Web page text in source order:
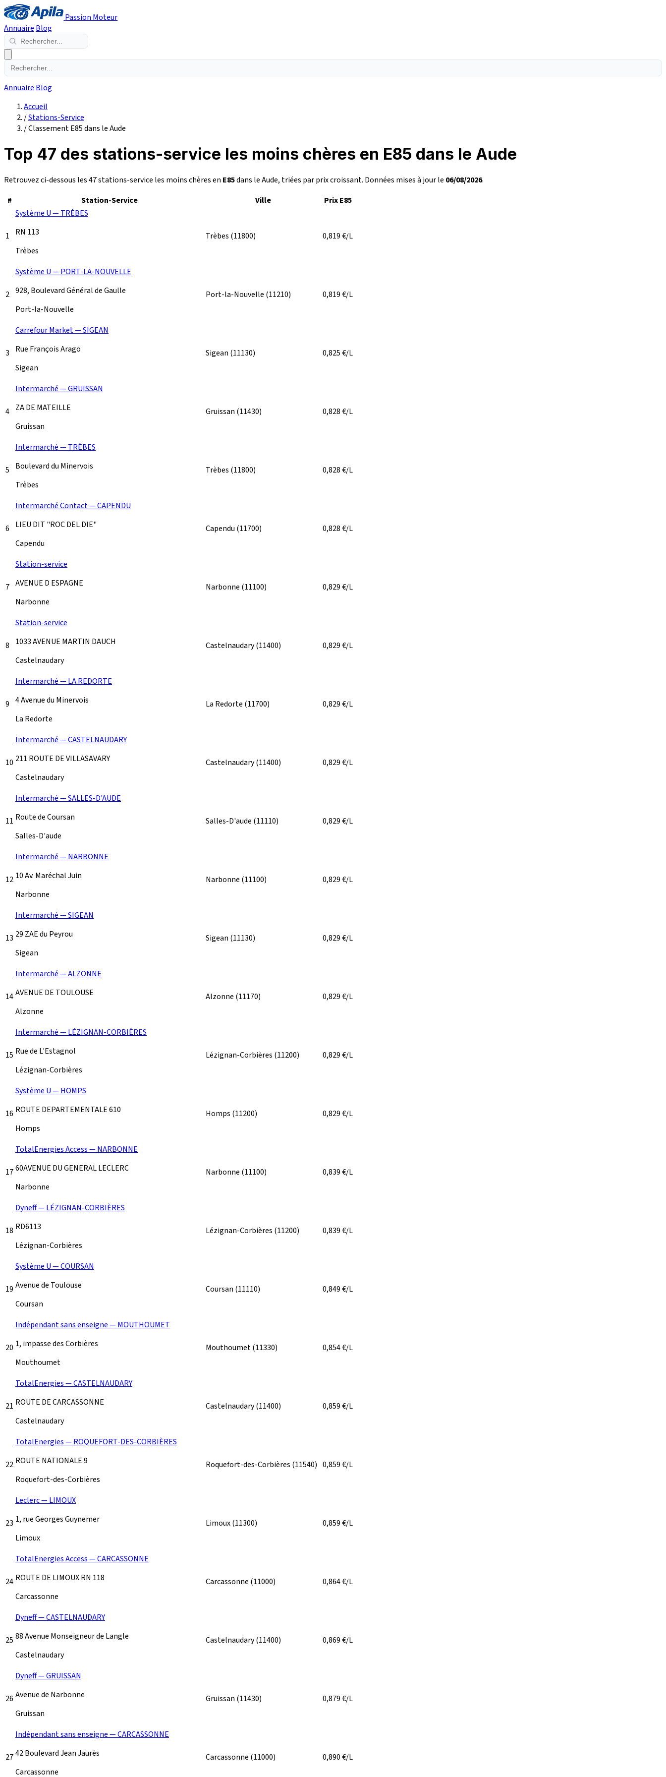
Passion Moteur
Annuaire Blog
Annuaire Blog
Accueil
/Stations-Service
/Classement E85 dans le Aude
Top 47 des stations-service les moins chères en E85 dans le Aude
Retrouvez ci-dessous les 47 stations-service les moins chères en E85dans le Aude, triées par prix croissant. Données mises à jour le 06/08/2026.
#
Station-Service Ville Prix E85
1
Système U — TRÈBES
RN 113
Trèbes
Trèbes (11800) 0,819€/L
2
Système U — PORT-LA-NOUVELLE
928, Boulevard Général de Gaulle
Port-la-Nouvelle
Port-la-Nouvelle (11210) 0,819€/L
3
Carrefour Market — SIGEAN
Rue François Arago
Sigean
Sigean (11130) 0,825€/L
4
Intermarché — GRUISSAN
ZA DE MATEILLE
Gruissan
Gruissan (11430) 0,828€/L
5
Intermarché — TRÈBES
Boulevard du Minervois
Trèbes
Trèbes (11800) 0,828€/L
6
Intermarché Contact — CAPENDU
LIEU DIT "ROC DEL DIE"
Capendu
Capendu (11700) 0,828€/L
7
Station-service
AVENUE D ESPAGNE
Narbonne
Narbonne (11100) 0,829€/L
8
Station-service
1033 AVENUE MARTIN DAUCH
Castelnaudary
Castelnaudary(11400) 0,829€/L
9
Intermarché — LA REDORTE
4 Avenue du Minervois
La Redorte
La Redorte (11700) 0,829€/L
10
Intermarché — CASTELNAUDARY
211 ROUTE DE VILLASAVARY
Castelnaudary
Castelnaudary(11400) 0,829€/L
11
Intermarché — SALLES-D'AUDE
Route de Coursan
Salles-D'aude
Salles-D'aude (11110) 0,829€/L
12
Intermarché — NARBONNE
10 Av. Maréchal Juin
Narbonne
Narbonne (11100) 0,829€/L
13
Intermarché — SIGEAN
29 ZAE du Peyrou
Sigean
Sigean (11130) 0,829€/L
14
Intermarché — ALZONNE
AVENUE DE TOULOUSE
Alzonne
Alzonne (11170) 0,829€/L
15
Intermarché — LÉZIGNAN-CORBIÈRES
Rue de L'Estagnol
Lézignan-Corbières
Lézignan-Corbières (11200) 0,829€/L
16
Système U — HOMPS
ROUTE DEPARTEMENTALE 610
Homps
Homps (11200) 0,829€/L
17
TotalEnergies Access — NARBONNE
60AVENUE DU GENERAL LECLERC
Narbonne
Narbonne (11100) 0,839€/L
18
Dyneff — LÉZIGNAN-CORBIÈRES
RD6113
Lézignan-Corbières
Lézignan-Corbières (11200) 0,839€/L
19
Système U — COURSAN
Avenue de Toulouse
Coursan
Coursan (11110) 0,849€/L
20
Indépendant sans enseigne — MOUTHOUMET
1, impasse des Corbières
Mouthoumet
Mouthoumet(11330) 0,854€/L
21
TotalEnergies — CASTELNAUDARY
ROUTE DE CARCASSONNE
Castelnaudary
Castelnaudary(11400) 0,859€/L
22
TotalEnergies — ROQUEFORT-DES-CORBIÈRES
ROUTE NATIONALE 9
Roquefort-des-Corbières
Roquefort-des-Corbières (11540) 0,859€/L
23
Leclerc — LIMOUX
1, rue Georges Guynemer
Limoux
Limoux(11300) 0,859€/L
24
TotalEnergies Access — CARCASSONNE
ROUTE DE LIMOUX RN 118
Carcassonne
Carcassonne (11000) 0,864€/L
25
Dyneff — CASTELNAUDARY
88 Avenue Monseigneur de Langle
Castelnaudary
Castelnaudary(11400) 0,869€/L
26
Dyneff — GRUISSAN
Avenue de Narbonne
Gruissan
Gruissan (11430) 0,879€/L
27
Indépendant sans enseigne — CARCASSONNE
42 Boulevard Jean Jaurès
Carcassonne
Carcassonne (11000) 0,890€/L